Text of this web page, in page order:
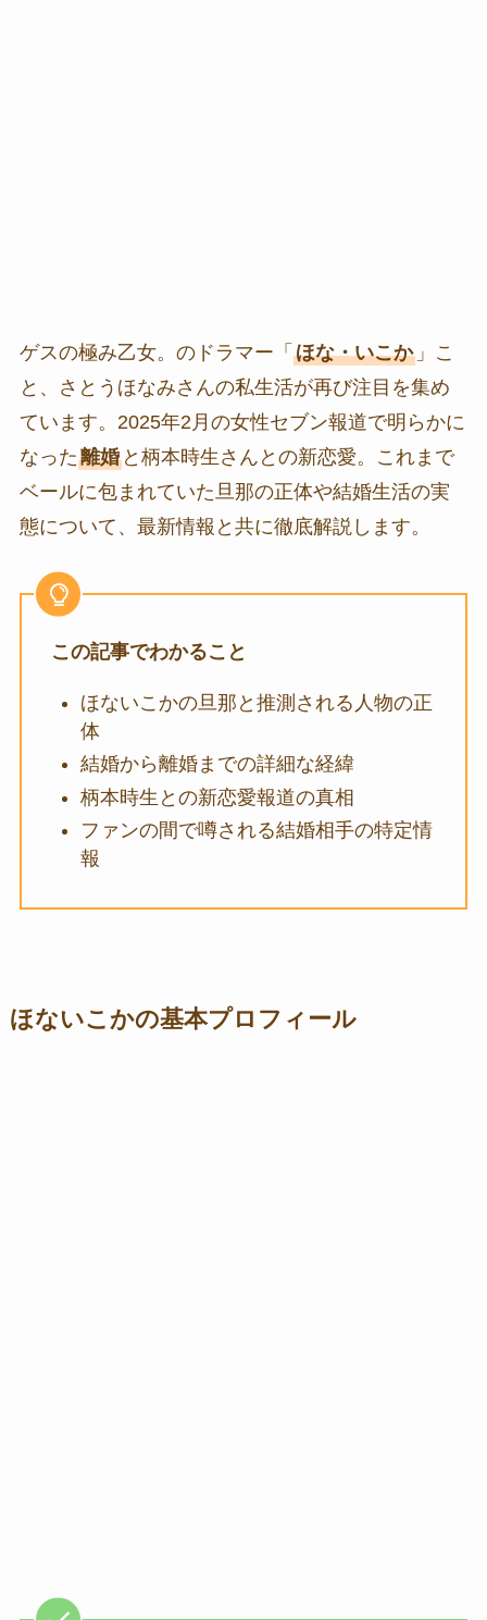
ゲスの極み乙女。のドラマー「 ほな・いこか」こ
と、さとうほなみさんの私生活が再び注目を集め
ています。2025年2月の女性セブン報道で明らかに
なった離婚と柄本時生さんとの新恋愛。これまで
ベールに包まれていた旦那の正体や結婚生活の実
態について、最新情報と共に徹底解説します。
この記事でわかること
ほないこかの旦那と推測される人物の正
体
結婚から離婚までの詳細な経緯
柄本時生との新恋愛報道の真相
ファンの間で噂される結婚相手の特定情
報
ほないこかの基本プロフィール